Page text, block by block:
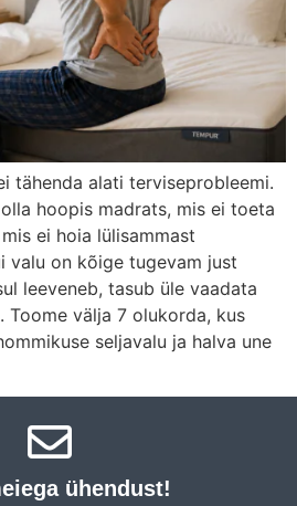
tähenda alati terviseprobleemi.
hoopis madrats, mis ei toeta
ei hoia lülisammast
valu on kõige tugevam just
leeveneb, tasub üle vaadata
Toome välja 7 olukorda, kus
seljavalu ja halva une
ühendust!​